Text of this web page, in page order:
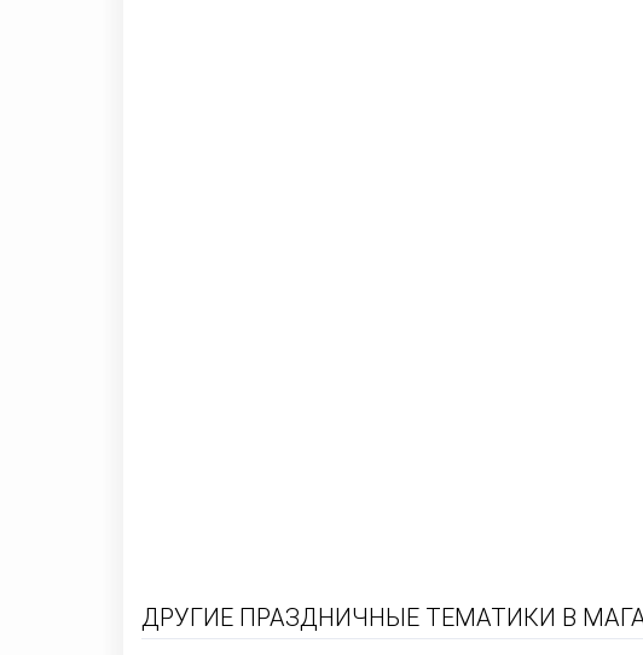
ДРУГИЕ ПРАЗДНИЧНЫЕ ТЕМАТИКИ В